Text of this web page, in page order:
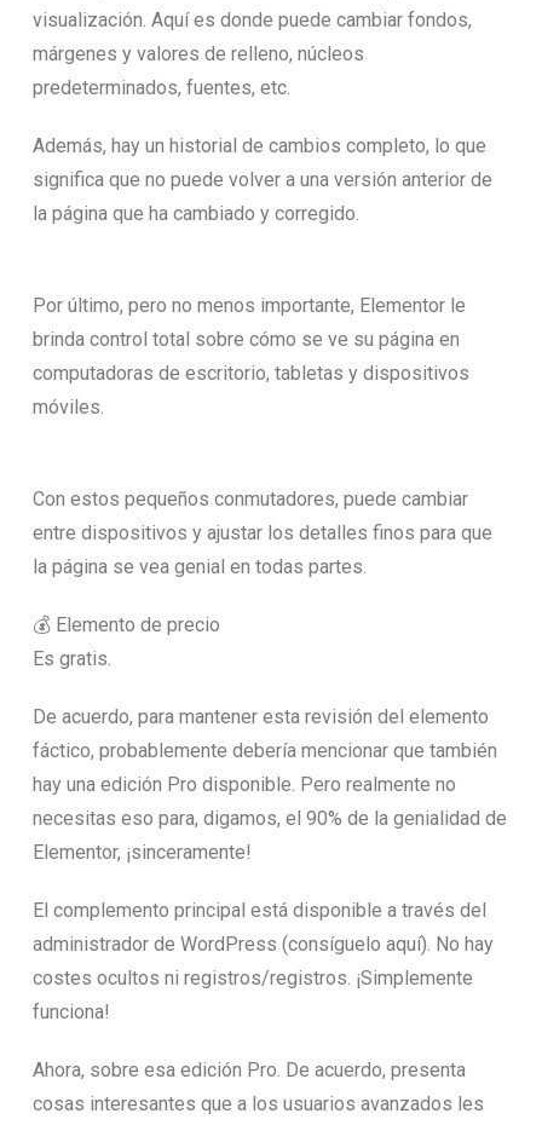
visualización. Aquí es donde puede cambiar fondos,
márgenes y valores de relleno, núcleos
predeterminados, fuentes, etc.
Además, hay un historial de cambios completo, lo que
significa que no puede volver a una versión anterior de
la página que ha cambiado y corregido.
Por último, pero no menos importante, Elementor le
brinda control total sobre cómo se ve su página en
computadoras de escritorio, tabletas y dispositivos
móviles.
Con estos pequeños conmutadores, puede cambiar
entre dispositivos y ajustar los detalles finos para que
la página se vea genial en todas partes.
💰 Elemento de precio
Es gratis.
De acuerdo, para mantener esta revisión del elemento
fáctico, probablemente debería mencionar que también
hay una edición Pro disponible. Pero realmente no
necesitas eso para, digamos, el 90% de la genialidad de
Elementor, ¡sinceramente!
El complemento principal está disponible a través del
administrador de WordPress (consíguelo aquí). No hay
costes ocultos ni registros/registros. ¡Simplemente
funciona!
Ahora, sobre esa edición Pro. De acuerdo, presenta
cosas interesantes que a los usuarios avanzados les